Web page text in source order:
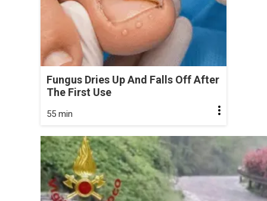
Fungus Dries Up And Falls Off After
The First Use
55 min